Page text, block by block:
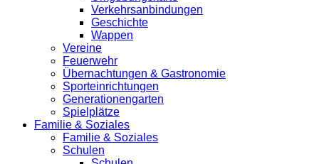
Verkehrsanbindungen
Geschichte
Wappen
Vereine
Feuerwehr
Übernachtungen & Gastronomie
Sporteinrichtungen
Generationengarten
Spielplätze
Familie & Soziales
Familie & Soziales
Schulen